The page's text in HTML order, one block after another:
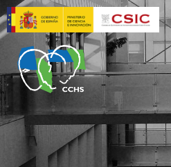
Skip
to
main
content